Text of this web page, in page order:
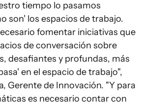
tiempo lo pasamos
son' los espacios de trabajo.
fomentar iniciativas que
de conversación sobre
desafiantes y profundas, más
en el espacio de trabajo",
Gerente de Innovación. "Y para
es necesario contar con